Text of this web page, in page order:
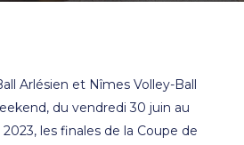
Arlésien et Nîmes Volley-Ball
du vendredi 30 juin au
les finales de la Coupe de